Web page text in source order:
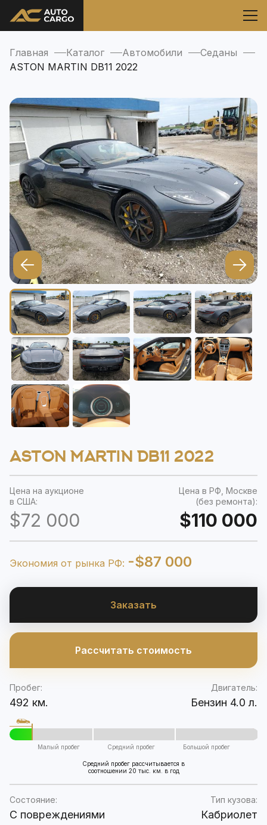
Главная Каталог Автомобили
Седаны
ASTON MARTIN DB11 2022
ASTON MARTIN DB11 2022
Цена на аукционе
в США:
$72 000
Цена в РФ, Москве
(без ремонта):
$110 000
Экономия от рынка РФ: -$87 000
Заказать
Рассчитать стоимость
Пробег:
492 км.
Двигатель:
Бензин 4.0 л.
Малый пробег Средний пробег Большой пробег
Средний пробег рассчитывается в
соотношении 20 тыс. км. в год
Состояние:
C повреждениями
Тип кузова:
Кабриолет